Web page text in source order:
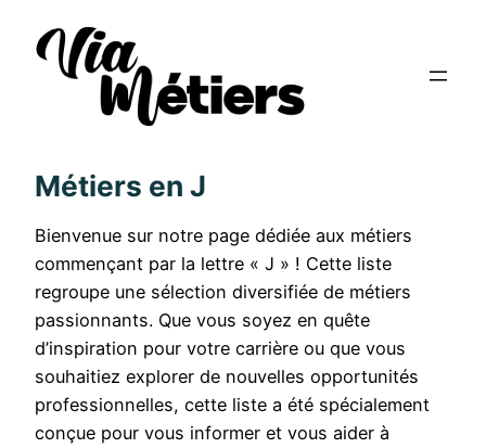
Métiers en J
Bienvenue sur notre page dédiée aux métiers
commençant par la lettre « J » ! Cette liste
regroupe une sélection diversifiée de métiers
passionnants. Que vous soyez en quête
d’inspiration pour votre carrière ou que vous
souhaitiez explorer de nouvelles opportunités
professionnelles, cette liste a été spécialement
conçue pour vous informer et vous aider à